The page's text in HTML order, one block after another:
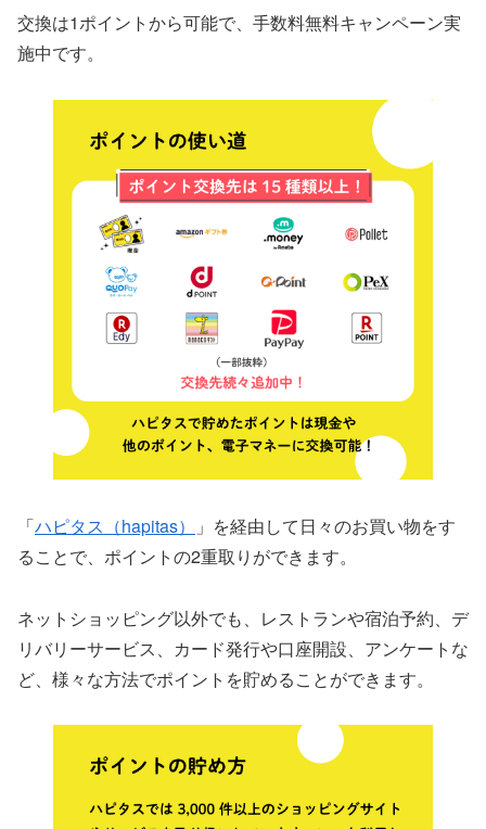
交換は1ポイントから可能で、手数料無料キャンペーン実
施中です。
「ハピタス（hapitas）
」を経由して日々のお買い物をす
ることで、ポイントの2重取りができます。
ネットショッピング以外でも、レストランや宿泊予約、デ
リバリーサービス、カード発行や口座開設、アンケートな
ど、様々な方法でポイントを貯めることができます。